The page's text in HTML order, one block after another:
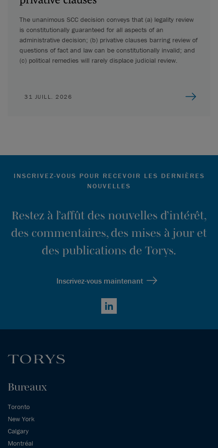
The unanimous SCC decision conveys that (a) legality review
is constitutionally guaranteed for all aspects of an
administrative decision; (b) privative clauses barring review of
questions of fact and law can be constitutionally invalid; and
(c) political remedies will rarely displace judicial review.
31 JUILL. 2026
INSCRIVEZ-VOUS POUR RECEVOIR LES DERNIÈRES
NOUVELLES
Restez à l’affût des nouvelles d’intérêt,
des commentaires, des mises à jour et
des publications de Torys.
Inscrivez-vous maintenant
LinkedIn
Bureaux
Toronto
New York
Calgary
Montréal